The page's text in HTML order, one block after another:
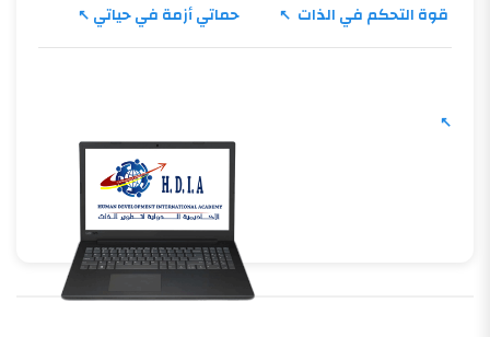
قوة التحكم في الذات حماتي أزمة في حياتي